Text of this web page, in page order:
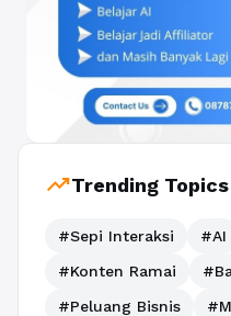
trending_upTrending Topics
#Sepi Interaksi #AI
#Konten Ramai
#Peluang Bisnis